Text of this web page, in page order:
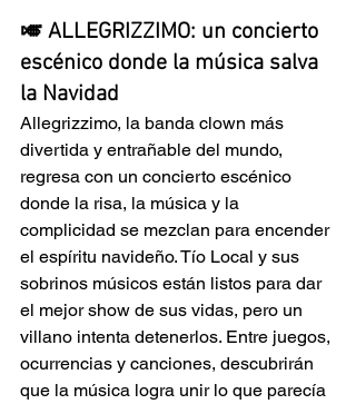
🎺 ALLEGRIZZIMO: un concierto
escénico donde la música salva
la Navidad
Allegrizzimo, la banda clown más
divertida y entrañable del mundo,
regresa con un concierto escénico
donde la risa, la música y la
complicidad se mezclan para encender
el espíritu navideño. Tío Local y sus
sobrinos músicos están listos para dar
el mejor show de sus vidas, pero un
villano intenta detenerlos. Entre juegos,
ocurrencias y canciones, descubrirán
que la música logra unir lo que parecía